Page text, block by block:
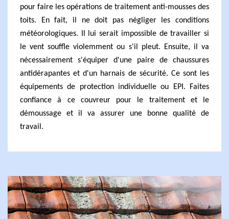
pour faire les opérations de traitement anti-mousses des
toits. En fait, il ne doit pas négliger les conditions
météorologiques. Il lui serait impossible de travailler si
le vent souffle violemment ou s'il pleut. Ensuite, il va
nécessairement s'équiper d'une paire de chaussures
antidérapantes et d'un harnais de sécurité. Ce sont les
équipements de protection individuelle ou EPI. Faites
confiance à ce couvreur pour le traitement et le
démoussage et il va assurer une bonne qualité de
travail.